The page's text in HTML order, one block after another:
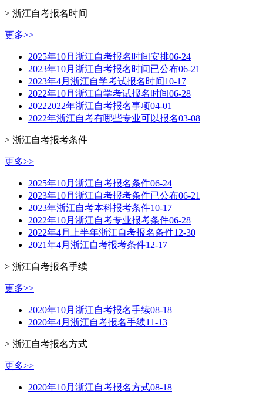
> 浙江自考报名时间
更多>>
2025年10月浙江自考报名时间安排06-24
2023年10月浙江自考报名时间已公布06-21
2023年4月浙江自学考试报名时间10-17
2022年10月浙江自学考试报名时间06-28
20222022年浙江自考报名事项04-01
2022年浙江自考有哪些专业可以报名03-08
> 浙江自考报考条件
更多>>
2025年10月浙江自考报名条件06-24
2023年10月浙江自考报考条件已公布06-21
2023年浙江自考本科报考条件10-17
2022年10月浙江自考专业报考条件06-28
2022年4月上半年浙江自考报名条件12-30
2021年4月浙江自考报考条件12-17
> 浙江自考报名手续
更多>>
2020年10月浙江自考报名手续08-18
2020年4月浙江自考报名手续11-13
> 浙江自考报名方式
更多>>
2020年10月浙江自考报名方式08-18